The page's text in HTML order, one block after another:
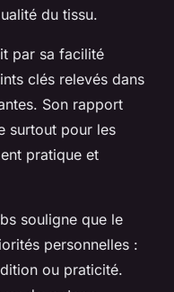
du tissu.
par sa facilité
clés relevés dans
Son rapport
surtout pour les
pratique et
souligne que le
personnelles :
ou praticité.